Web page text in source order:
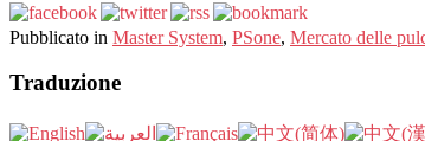
Pubblicato in Master System, PSone, Mercato delle
Traduzione